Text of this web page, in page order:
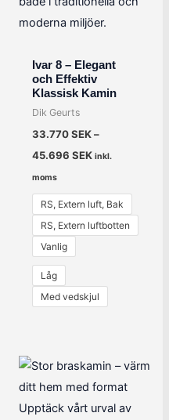
Ivar 8 – Elegant
och Effektiv
Klassisk Kamin
Dik Geurts
33.770SEK–
45.696SEK inkl.
moms
RS, Extern luft, Bak
RS, Extern luftbotten
Vanlig
Låg
Med vedskjul